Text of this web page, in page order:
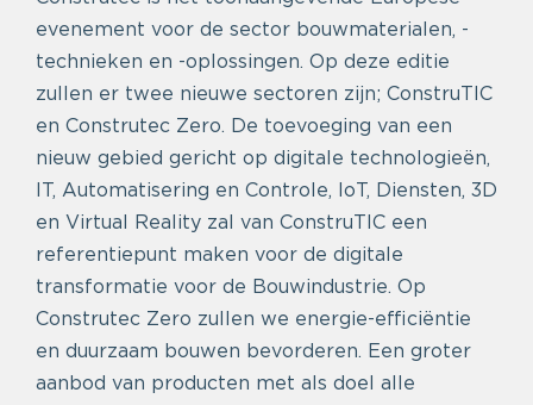
evenement voor de sector bouwmaterialen, -
technieken en -oplossingen. Op deze editie
zullen er twee nieuwe sectoren zijn; ConstruTIC
en Construtec Zero. De toevoeging van een
nieuw gebied gericht op digitale technologieën,
IT, Automatisering en Controle, IoT, Diensten, 3D
en Virtual Reality zal van ConstruTIC een
referentiepunt maken voor de digitale
transformatie voor de Bouwindustrie. Op
Construtec Zero zullen we energie-efficiëntie
en duurzaam bouwen bevorderen. Een groter
aanbod van producten met als doel alle